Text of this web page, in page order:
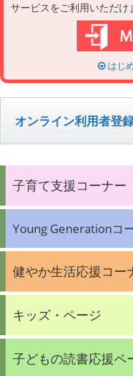
サービスをご利用いただけ
はじ
オンライン利用者登
子育て支援コーナー
Young Generationコ
健やか生活応援コー
キッズ・ページ
子どもの読書応援ペ